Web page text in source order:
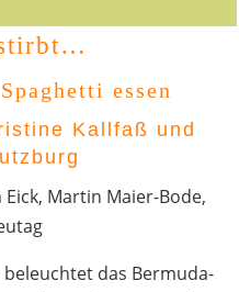
essen
Kallfaß und
Eick, Martin Maier-Bode,
das Bermuda-